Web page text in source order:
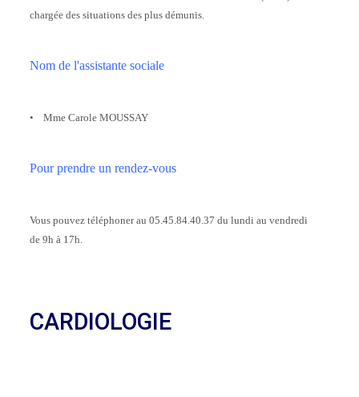
chargée des situations des plus démunis.
Nom de l'assistante sociale
• Mme Carole MOUSSAY
Pour prendre un rendez-vous
Vous pouvez téléphoner au 05.45.84.40.37 du lundi au vendredi
de 9h à 17h.
CARDIOLOGIE